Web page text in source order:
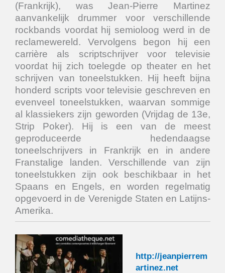
(Frankrijk), was Jean-Pierre Martinez
aanvankelijk drummer voor verschillende
rockbands voordat hij semioloog werd in de
reclamewereld. Vervolgens begon hij een
carrière als scriptschrijver voor televisie
voordat hij zich toelegde op theater en het
schrijven van toneelstukken. Hij heeft bijna
honderd scripts voor televisie geschreven en
evenveel toneelstukken, waarvan sommige
al klassiekers zijn geworden (Vrijdag de 13e,
Strip Poker). Hij is een van de meest
geproduceerde hedendaagse
toneelschrijvers in Frankrijk en in andere
Franstalige landen. Verschillende van zijn
toneelstukken zijn ook beschikbaar in het
Spaans en Engels, en worden regelmatig
opgevoerd in de Verenigde Staten en Latijns-
Amerika.
http://jeanpierrem
artinez.net